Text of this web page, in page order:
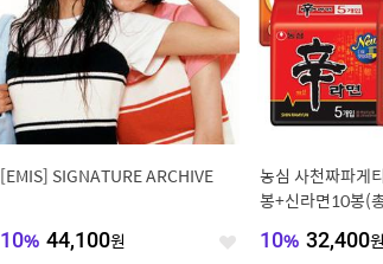
[EMIS] SIGNATURE ARCHIVE
10% 44,100원 좋
농심 사천짜파게
봉+신라면10봉(
10% 32,400원